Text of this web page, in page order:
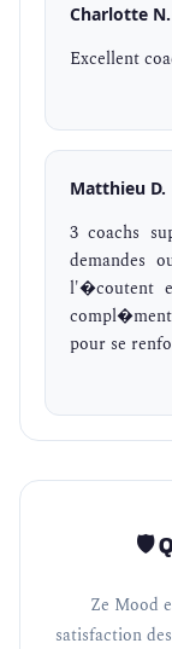
Charlotte N.
Excellent
Matthieu D.
3 coachs
demandes
l'�coutent
pour se
🛡️
Ze Mood
satisfaction